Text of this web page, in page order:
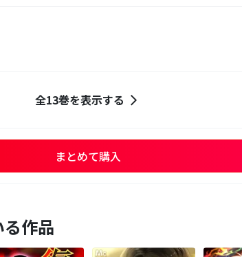
全13巻を表示する
まとめて購入
作品